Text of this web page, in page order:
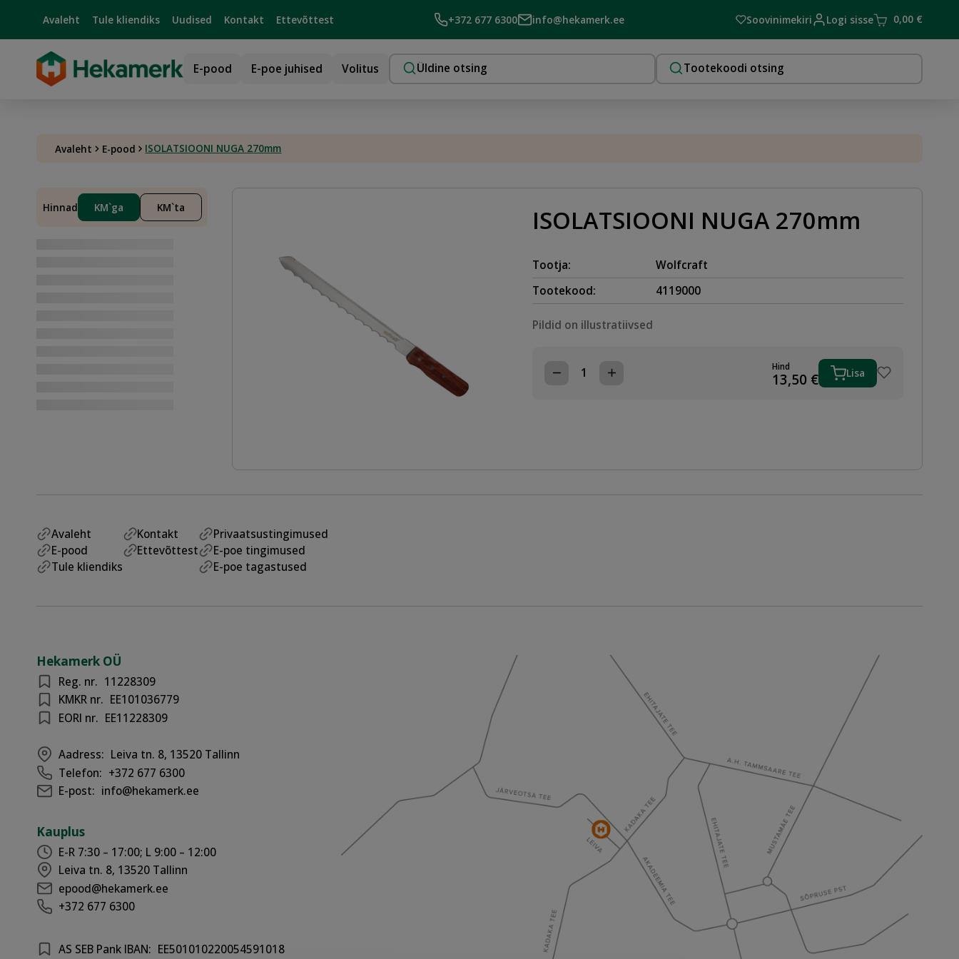
Avaleht Tule kliendiks Uudised Kontakt Ettevõttest +372 677 6300 info@hekamerk.ee Soovinimekiri Logi sisse 0,00 €
E-pood E-poe juhised Volitus
Avaleht E-pood ISOLATSIOONI NUGA 270mm
Hinnad KM`ga KM`ta ISOLATSIOONI NUGA 270mm
Tootja:
Wolfcraft
Tootekood:
4119000
Pildid on illustratiivsed
ISOLATSIOONI
Hind
13,50 € Lisa
Avaleht
E-pood
Tule kliendiks
Kontakt
Ettevõttest
Privaatsustingimused
E-poe tingimused
E-poe tagastused
Hekamerk OÜ
Reg. nr. 11228309
KMKR nr. EE101036779
EORI nr. EE11228309
Aadress: Leiva tn. 8, 13520 Tallinn
Telefon: +372 677 6300
E-post: info@hekamerk.ee
Kauplus
E-R 7:30 – 17:00; L 9:00 – 12:00
Leiva tn. 8, 13520 Tallinn
epood@hekamerk.ee
+372 677 6300
AS SEB Pank IBAN: EE501010220054591018